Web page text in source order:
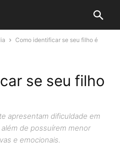
Como identificar se seu filho é
se seu filho
apresentam dificuldade em
de possuírem menor
e emocionais.